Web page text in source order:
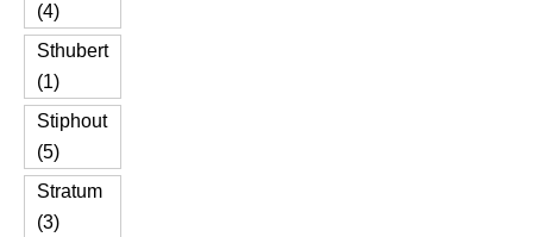
(4)
Sthubert
(1)
Stiphout
(5)
Stratum
(3)